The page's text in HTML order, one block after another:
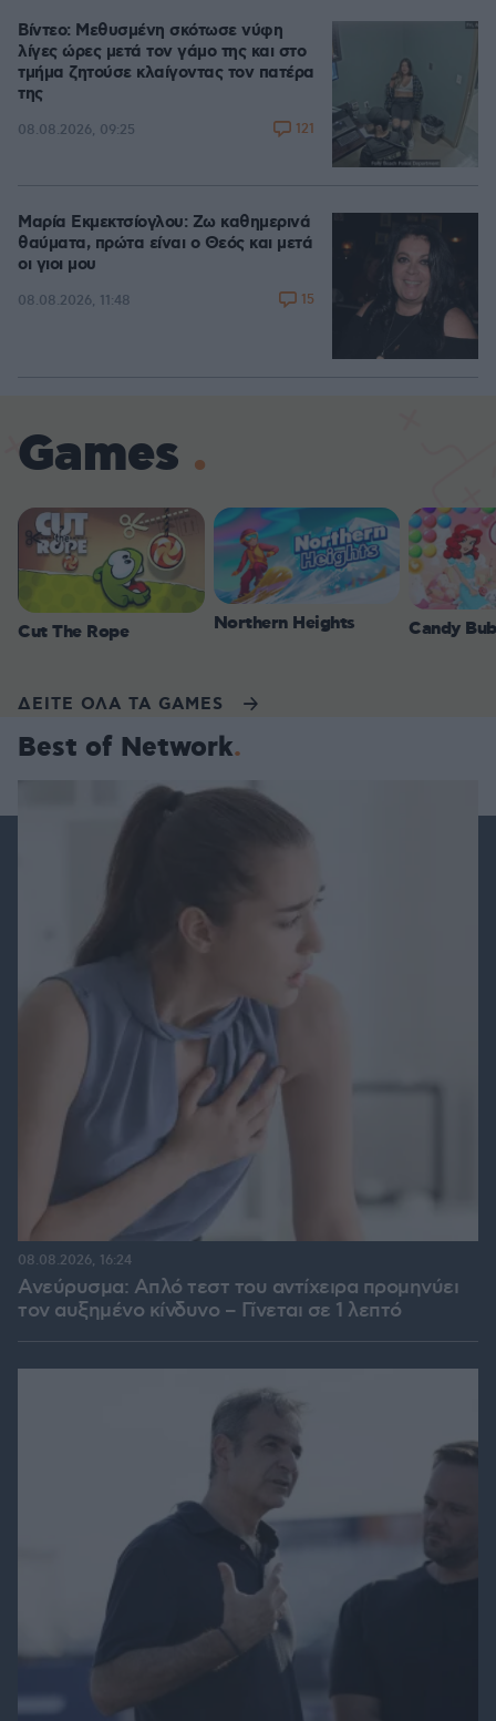
Βίντεο: Μεθυσμένη σκότωσε νύφη
λίγες ώρες μετά τον γάμο της και στο
τμήμα ζητούσε κλαίγοντας τον πατέρα
της
08.08.2026, 09:25 121
Μαρία Εκμεκτσίογλου: Ζω καθημερινά
θαύματα, πρώτα είναι ο Θεός και μετά
οι γιοι μου
08.08.2026, 11:48 15
Games
Cut The Rope Northern Heights Candy
ΔΕΙΤΕ ΟΛΑ ΤΑ GAMES
Best of Network
Ανεύρυσμα: Απλό τεστ του αντίχειρα προμηνύει
τον αυξημένο κίνδυνο – Γίνεται σε 1 λεπτό
08.08.2026, 16:24